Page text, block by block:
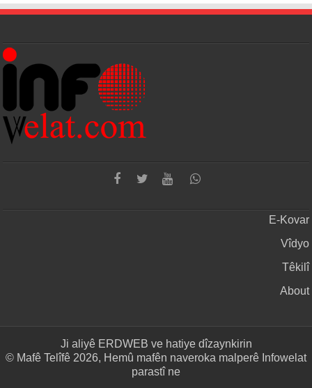
E-Kovar
Vîdyo
Têkilî
About
Ji aliyê ERDWEB ve hatiye dîzaynkirin
© Mafê Telîfê 2026, Hemû mafên naveroka malperê Infowelat
parastî ne